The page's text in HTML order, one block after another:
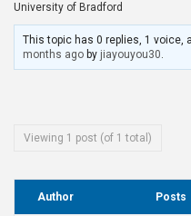
University of Bradford
This topic has 0 replies, 1 voice,
months ago by jiayouyou30.
Viewing 1 post (of 1 total)
Author Posts